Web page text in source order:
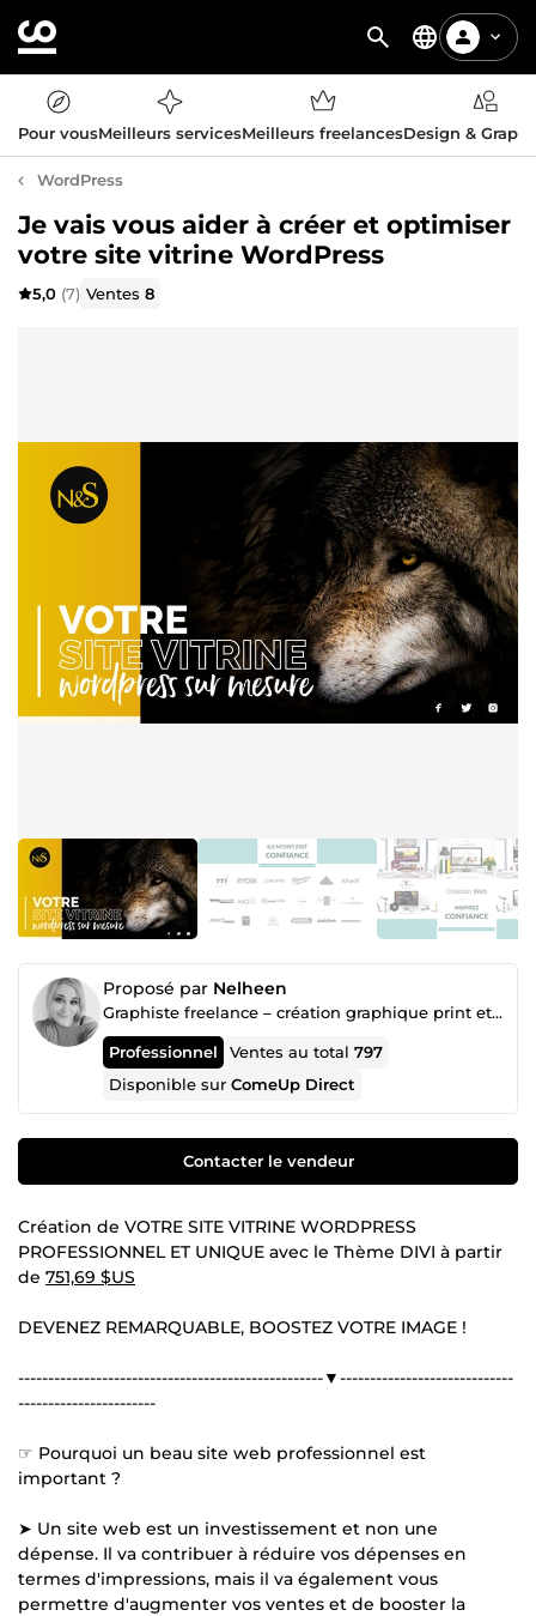
Pour vousMeilleurs servicesMeilleurs freelancesDesign &
WordPress
Je vais vous aider à créer et optimiser
votre site vitrine WordPress
5,0 (7) Ventes8
Proposé par Nelheen
Graphiste freelance – création graphique print et webdesign
Professionnel Ventes au total797
Disponible surComeUp Direct
Contacter le vendeur
Création de VOTRE SITE VITRINE WORDPRESS
PROFESSIONNEL ET UNIQUE avec le Thème DIVI à partir
de 751,69 $US
DEVENEZ REMARQUABLE, BOOSTEZ VOTRE IMAGE !
---------------------------------------------------▼-----------------------------
-----------------------
☞ Pourquoi un beau site web professionnel est
important ?
➤ Un site web est un investissement et non une
dépense. Il va contribuer à réduire vos dépenses en
termes d'impressions, mais il va également vous
permettre d'augmenter vos ventes et de booster la